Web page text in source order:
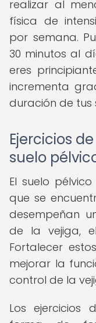
realizar al
física de
por semana.
30 minutos al
eres
incrementa
duración de tus
Ejercicios
suelo
El suelo
que se
desempeñan
de la vejiga,
Fortalecer
mejorar la
control de la
Los ejercicios